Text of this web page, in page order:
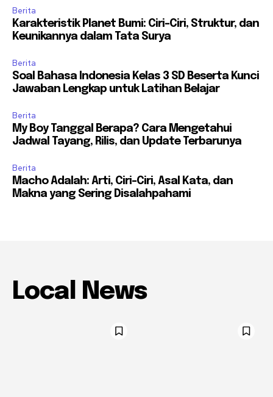
Berita
Karakteristik Planet Bumi: Ciri-Ciri, Struktur, dan
Keunikannya dalam Tata Surya
Berita
Soal Bahasa Indonesia Kelas 3 SD Beserta Kunci
Jawaban Lengkap untuk Latihan Belajar
Berita
My Boy Tanggal Berapa? Cara Mengetahui
Jadwal Tayang, Rilis, dan Update Terbarunya
Berita
Macho Adalah: Arti, Ciri-Ciri, Asal Kata, dan
Makna yang Sering Disalahpahami
Local News